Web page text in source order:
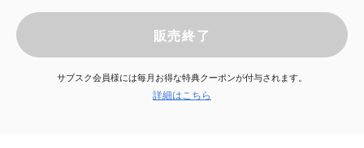
販売終了
サブスク会員様には毎月お得な特典クーポンが付与されます。
詳細はこちら